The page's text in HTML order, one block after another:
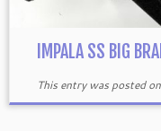
IMPALA SS BIG
This entry was posted on